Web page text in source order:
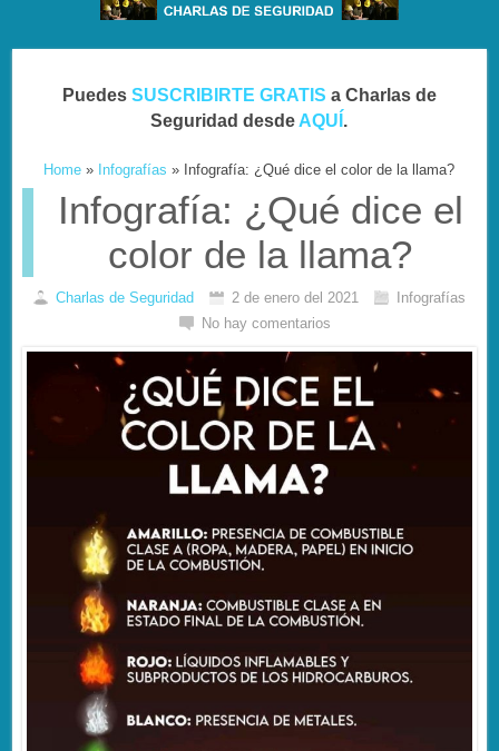
Puedes SUSCRIBIRTE GRATIS a Charlas de
Seguridad desde AQUÍ .
Home » Infografías » Infografía: ¿Qué dice el color de la llama?
Infografía: ¿Qué dice el
color de la llama?
Charlas de Seguridad 2 de enero del 2021
Infografías
No hay comentarios